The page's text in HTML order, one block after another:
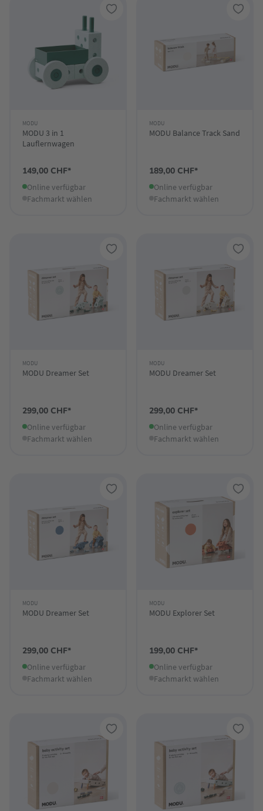
MODU
MODU 3 in 1
Lauflernwagen
149,00 CHF*
Online verfügbar
Fachmarkt wählen
MODU
MODU Balance Track Sand
189,00 CHF*
Online verfügbar
Fachmarkt wählen
MODU
MODU Dreamer Set
299,00 CHF*
Online verfügbar
Fachmarkt wählen
MODU
MODU Dreamer Set
299,00 CHF*
Online verfügbar
Fachmarkt wählen
MODU
MODU Dreamer Set
299,00 CHF*
Online verfügbar
Fachmarkt wählen
MODU
MODU Explorer Set
199,00 CHF*
Online verfügbar
Fachmarkt wählen